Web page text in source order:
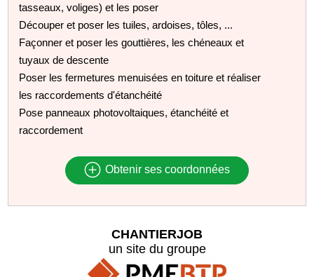
tasseaux, voliges) et les poser
Découper et poser les tuiles, ardoises, tôles, ...
Façonner et poser les gouttières, les chéneaux et
tuyaux de descente
Poser les fermetures menuisées en toiture et réaliser
les raccordements d'étanchéité
Pose panneaux photovoltaiques, étanchéité et
raccordement
Obtenir ses coordonnées
CHANTIERJOB
un site du groupe